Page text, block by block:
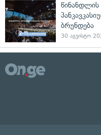
ბრუნდება
30 აგვისტო